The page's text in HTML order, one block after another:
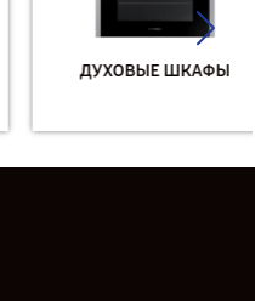
ДУХОВЫЕ ШКАФЫ